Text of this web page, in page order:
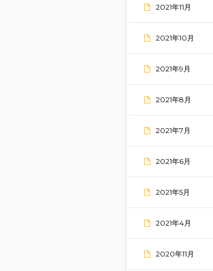
2021年11月
2021年10月
2021年9月
2021年8月
2021年7月
2021年6月
2021年5月
2021年4月
2020年11月